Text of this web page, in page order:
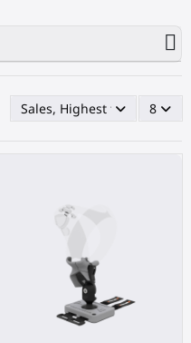
Sales, Highest first 8